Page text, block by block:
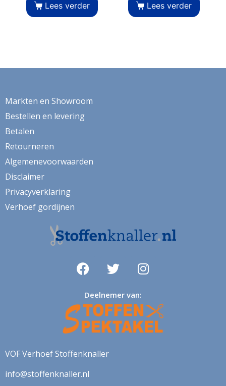
Lees verder Lees verder
Markten en Showroom
Bestellen en levering
Betalen
Retourneren
Algemenevoorwaarden
Disclaimer
Privacyverklaring
Verhoef gordijnen
Deelnemer van:
VOF Verhoef Stoffenknaller
info@stoffenknaller.nl